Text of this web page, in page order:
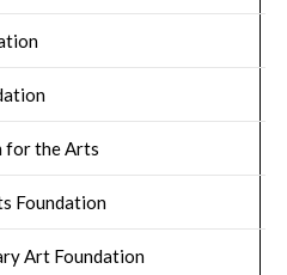
for the Arts
Foundation
Art Foundation